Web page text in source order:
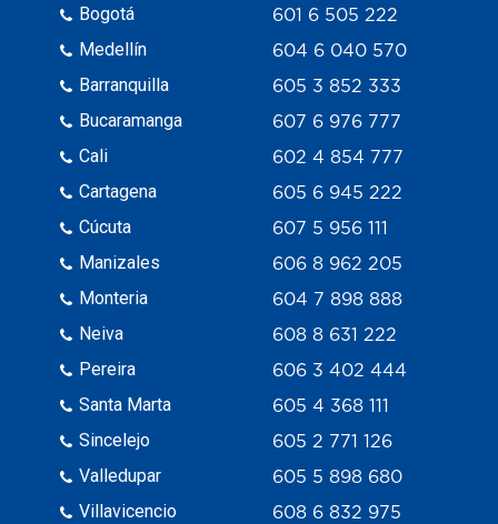
Bogotá
Medellín
Barranquilla
Bucaramanga
Cali
Cartagena
Cúcuta
Manizales
Monteria
Neiva
Pereira
Santa Marta
Sincelejo
Valledupar
Villavicencio
601 6 505 222
604 6 040 570
605 3 852 333
607 6 976 777
602 4 854 777
605 6 945 222
607 5 956 111
606 8 962 205
604 7 898 888
608 8 631 222
606 3 402 444
605 4 368 111
605 2 771 126
605 5 898 680
608 6 832 975